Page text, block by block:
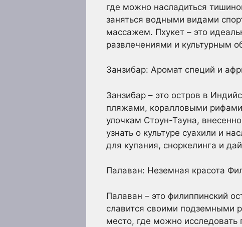
где можно насладиться
заняться водными видами
массажем. Пхукет – это
развлечениями и культурным
Занзибар: Аромат специй и
Занзибар – это остров в
пляжами, коралловыми рифами
улочкам Стоун-Тауна,
узнать о культуре суахили и
для купания, сноркелинга и
Палаван: Неземная красота
Палаван – это филиппинский
славится своими подземными
место, где можно